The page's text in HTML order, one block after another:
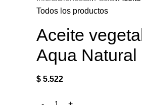
Todos los productos
Aceite
Aqua Natural
$ 5.522